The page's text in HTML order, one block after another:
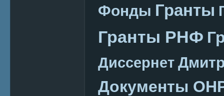
Фонды Гранты
Гранты РНФ
Диссернет
Документы